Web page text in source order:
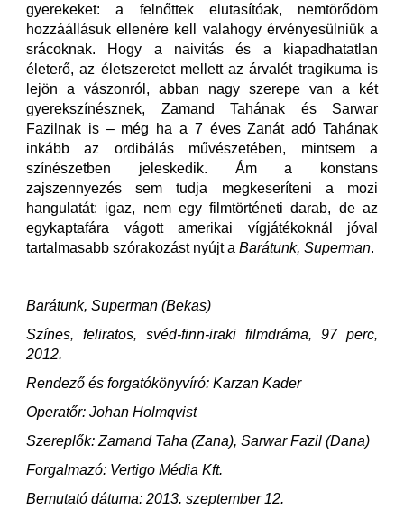
gyerekeket: a felnőttek elutasítóak, nemtörődöm
hozzáállásuk ellenére kell valahogy érvényesülniük a
srácoknak. Hogy a naivitás és a kiapadhatatlan
életerő, az életszeretet mellett az árvalét tragikuma is
lejön a vászonról, abban nagy szerepe van a két
gyerekszínésznek, Zamand Tahának és Sarwar
Fazilnak is – még ha a 7 éves Zanát adó Tahának
inkább az ordibálás művészetében, mintsem a
színészetben jeleskedik. Ám a konstans
zajszennyezés sem tudja megkeseríteni a mozi
hangulatát: igaz, nem egy filmtörténeti darab, de az
egykaptafára vágott amerikai vígjátékoknál jóval
tartalmasabb szórakozást nyújt a Barátunk, Superman.
Barátunk, Superman (Bekas)
Színes, feliratos, svéd-finn-iraki filmdráma, 97 perc,
2012.
Rendező és forgatókönyvíró: Karzan Kader
Operatőr: Johan Holmqvist
Szereplők: Zamand Taha (Zana), Sarwar Fazil (Dana)
Forgalmazó: Vertigo Média Kft.
Bemutató dátuma: 2013. szeptember 12.